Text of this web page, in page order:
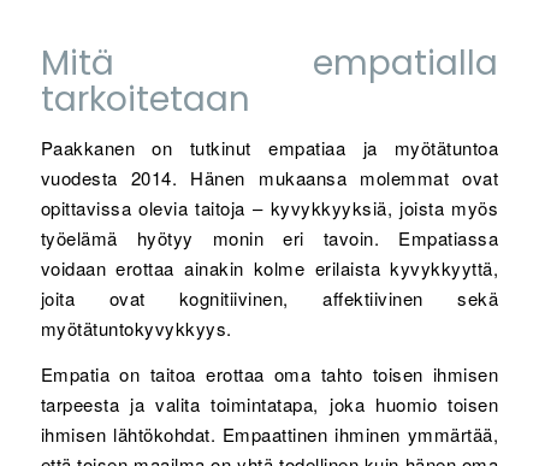
Mitä empatialla
tarkoitetaan
Paakkanen on tutkinut empatiaa ja myötätuntoa
vuodesta 2014. Hänen mukaansa molemmat ovat
opittavissa olevia taitoja – kyvykkyyksiä, joista myös
työelämä hyötyy monin eri tavoin. Empatiassa
voidaan erottaa ainakin kolme erilaista kyvykkyyttä,
joita ovat kognitiivinen, affektiivinen sekä
myötätuntokyvykkyys.
Empatia on taitoa erottaa oma tahto toisen ihmisen
tarpeesta ja valita toimintatapa, joka huomio toisen
ihmisen lähtökohdat. Empaattinen ihminen ymmärtää,